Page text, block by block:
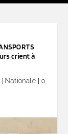
crient à
Nationale| 0